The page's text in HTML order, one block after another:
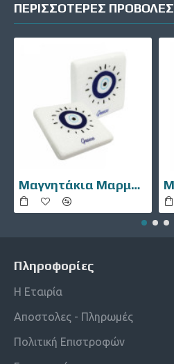
ΠΕΡΙΣΣΌΤΕΡΕΣ ΠΡΟΒΟΛΈΣ
Μαγνητάκια Μαρμάρινα 10106-002
Πληροφορίες
Η Εταιρία
Αποστολες - Πληρωμές
Πολιτική Επιστροφών